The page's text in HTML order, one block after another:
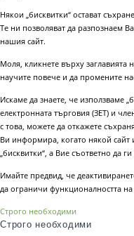
Някои „бисквитки“ остават
Те ни позволяват да разпознаем
нашия сайт.
Моля, кликнете върху заглавията
научите повече и да промените
Искаме да знаете, че използваме
електронната търговия (ЗЕТ) и
с това, можете да откажете
Ви информира, когато някой сайт
„бисквитки“, а Вие съответно да
Имайте предвид, че
да ограничи функционалността
Строго необходими
Строго необходими